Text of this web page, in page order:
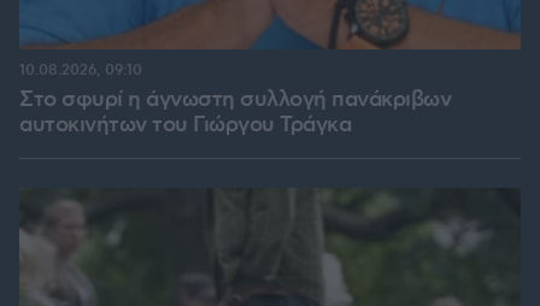
Στο σφυρί η άγνωστη συλλογή πανάκριβων
αυτοκινήτων του Γιώργου Τράγκα
10.08.2026, 09:10